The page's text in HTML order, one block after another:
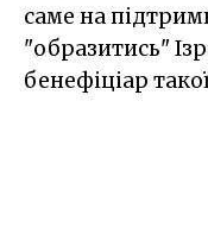
саме на
"образитись"
бенефіціар